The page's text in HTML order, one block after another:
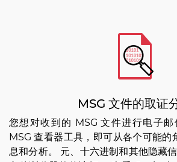
MSG 文件的取证
您想对收到的 MSG 文件进行电子
MSG 查看器工具，即可从各个可能的
息和分析。 元、十六进制和其他隐藏